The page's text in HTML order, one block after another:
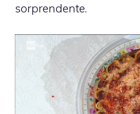
sorprendente.